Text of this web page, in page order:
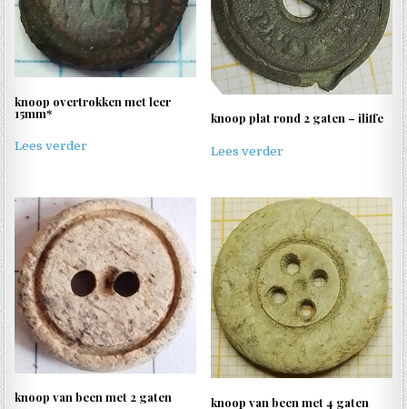
knoop overtrokken met leer
15mm*
Lees verder
knoop plat rond 2 gaten – iliffe
Lees verder
knoop van been met 2 gaten knoop van been met 4 gaten